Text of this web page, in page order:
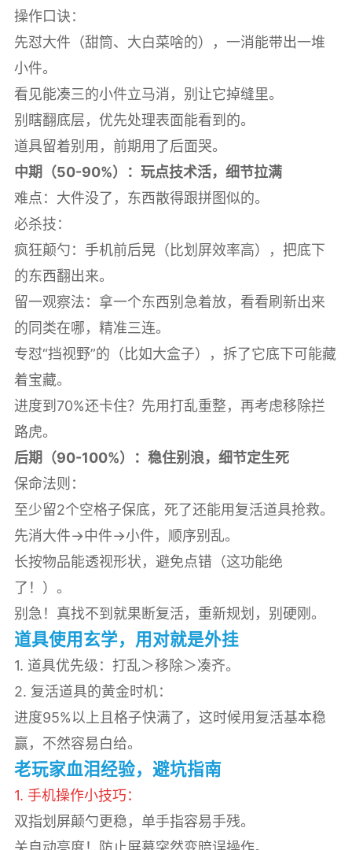
操作口诀：
先怼大件（甜筒、大白菜啥的），一消能带出一堆
小件。
看见能凑三的小件立马消，别让它掉缝里。
别瞎翻底层，优先处理表面能看到的。
道具留着别用，前期用了后面哭。
中期（50-90%）：玩点技术活，细节拉满
难点：大件没了，东西散得跟拼图似的。
必杀技：
疯狂颠勺：手机前后晃（比划屏效率高），把底下
的东西翻出来。
留一观察法：拿一个东西别急着放，看看刷新出来
的同类在哪，精准三连。
专怼“挡视野”的（比如大盒子），拆了它底下可能藏
着宝藏。
进度到70%还卡住？先用打乱重整，再考虑移除拦
路虎。
后期（90-100%）：稳住别浪，细节定生死
保命法则：
至少留2个空格子保底，死了还能用复活道具抢救。
先消大件→中件→小件，顺序别乱。
长按物品能透视形状，避免点错（这功能绝
了！）。
别急！真找不到就果断复活，重新规划，别硬刚。
道具使用玄学，用对就是外挂
1. 道具优先级：打乱＞移除＞凑齐。
2. 复活道具的黄金时机：
进度95%以上且格子快满了，这时候用复活基本稳
赢，不然容易白给。
老玩家血泪经验，避坑指南
1. 手机操作小技巧：
双指划屏颠勺更稳，单手指容易手残。